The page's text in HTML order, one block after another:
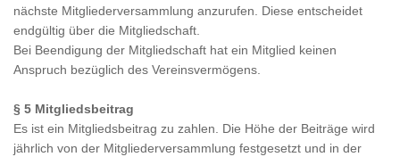
nächste Mitgliederversammlung anzurufen. Diese entscheidet
endgültig über die Mitgliedschaft.
Bei Beendigung der Mitgliedschaft hat ein Mitglied keinen
Anspruch bezüglich des Vereinsvermögens.
§ 5 Mitgliedsbeitrag
Es ist ein Mitgliedsbeitrag zu zahlen. Die Höhe der Beiträge wird
jährlich von der Mitgliederversammlung festgesetzt und in der